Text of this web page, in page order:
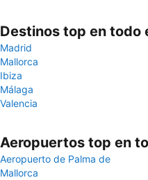
Destinos top en todo
Madrid
Mallorca
Ibiza
Málaga
Valencia
Aeropuertos top en
Aeropuerto de Palma de
Mallorca